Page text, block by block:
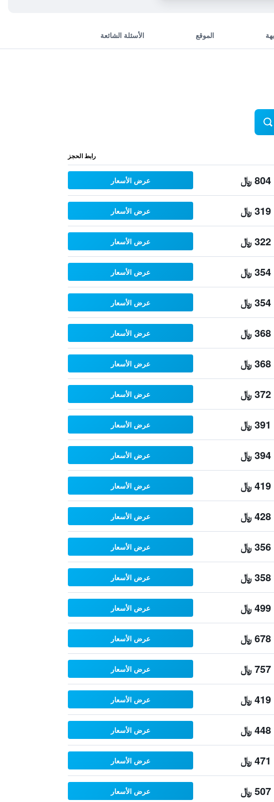
الموقع الأسئلة الشائعة
رابط الحجز
804 ﷼ عرض الأسعار
319 ﷼ عرض الأسعار
322 ﷼ عرض الأسعار
354 ﷼ عرض الأسعار
354 ﷼ عرض الأسعار
368 ﷼ عرض الأسعار
368 ﷼ عرض الأسعار
372 ﷼ عرض الأسعار
391 ﷼ عرض الأسعار
394 ﷼ عرض الأسعار
419 ﷼ عرض الأسعار
428 ﷼ عرض الأسعار
356 ﷼ عرض الأسعار
358 ﷼ عرض الأسعار
499 ﷼ عرض الأسعار
678 ﷼ عرض الأسعار
757 ﷼ عرض الأسعار
419 ﷼ عرض الأسعار
448 ﷼ عرض الأسعار
471 ﷼ عرض الأسعار
507 ﷼ عرض الأسعار